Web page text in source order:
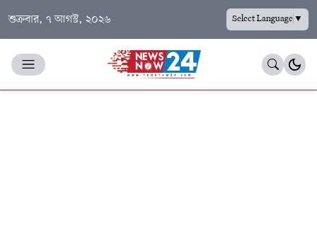
শুক্রবার, ৭ আগস্ট, ২০২৬ Select Language▼